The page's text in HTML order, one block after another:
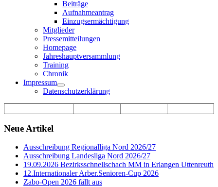
Beiträge
Aufnahmeantrag
Einzugsermächtigung
Mitglieder
Pressemitteilungen
Homepage
Jahreshauptversammlung
Training
Chronik
Impressum
Datenschutzerklärung
Neue Artikel
Ausschreibung Regionalliga Nord 2026/27
Ausschreibung Landesliga Nord 2026/27
19.09.2026 Bezirksschnellschach MM in Erlangen Uttenreuth
12.Internationaler Arber.Senioren-Cup 2026
Zabo-Open 2026 fällt aus